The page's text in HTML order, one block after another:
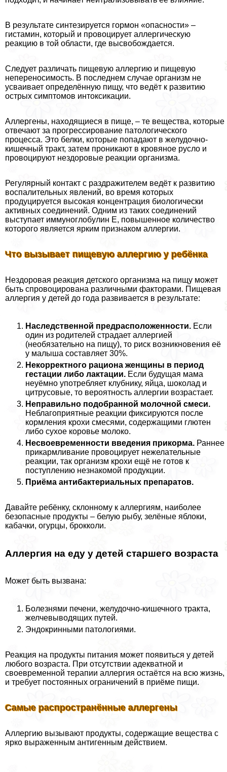
В результате синтезируется гормон «опасности» –
гистамин, который и провоцирует аллергическую
реакцию в той области, где высвобождается.
Следует различать пищевую аллергию и пищевую
непереносимость. В последнем случае организм не
усваивает определённую пищу, что ведёт к развитию
острых симптомов интоксикации.
Аллергены, находящиеся в пище, – те вещества, которые
отвечают за прогрессирование патологического
процесса. Это белки, которые попадают в желудочно-
кишечный тpaкт, затем проникают в кровяное русло и
провоцируют нездоровые реакции организма.
Регулярный контакт с раздражителем ведёт к развитию
воспалительных явлений, во время которых
продуцируется высокая концентрация биологически
активных соединений. Одним из таких соединений
выступает иммуноглобулин E, повышенное количество
которого является ярким признаком аллергии.
Что вызывает пищевую аллергию у ребёнка
Нездоровая реакция детского организма на пищу может
быть спровоцирована различными факторами. Пищевая
аллергия у детей до года развивается в результате:
Наследственной предрасположенности. Если
один из родителей страдает аллергией
(необязательно на пищу), то риск возникновения её
у малыша составляет 30%.
Некорректного рациона женщины в период
гестации либо лактации. Если будущая мама
неуёмно употрeбляет клубнику, яйца, шоколад и
цитрусовые, то вероятность аллергии возрастает.
Неправильно подобранной молочной смеси.
Нeблагоприятные реакции фиксируются после
кормления крохи смесями, содержащими глютен
либо сухое коровье молоко.
Несвоевременности введения прикорма. Раннее
прикармливание провоцирует нежелательные
реакции, так организм крохи ещё не готов к
поступлению незнакомой продукции.
Приёма антибактериальных препаратов.
Давайте ребёнку, склонному к аллергиям, наиболее
безопасные продукты – белую рыбу, зелёные яблоки,
кабачки, огурцы, брокколи.
Аллергия на еду у детей старшего возраста
Может быть вызвана:
Болезнями печени, желудочно-кишечного тpaкта,
желчевыводящих путей.
Эндокринными патологиями.
Реакция на продукты питания может появиться у детей
любого возраста. При отсутствии адекватной и
своевременной терапии аллергия остаётся на всю жизнь,
и требует постоянных ограничений в приёме пищи.
Самые распространённые аллергены
Аллергию вызывают продукты, содержащие вещества с
ярко выраженным антигенным действием.